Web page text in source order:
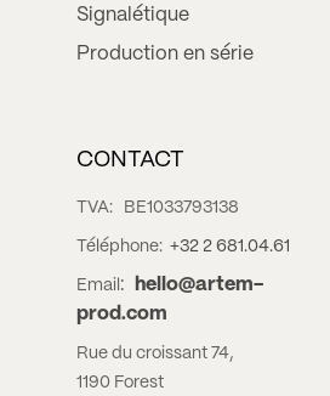
Signalétique
Production en série
CONTACT
TVA: BE1033793138
Téléphone: +32 2 681.04.61
Email :
hello@artem-
prod.com
Rue du croissant 74,
1190 Forest